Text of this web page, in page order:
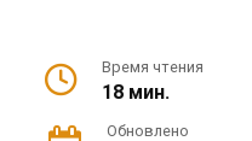
Время чтения
18 мин.
Обновлено